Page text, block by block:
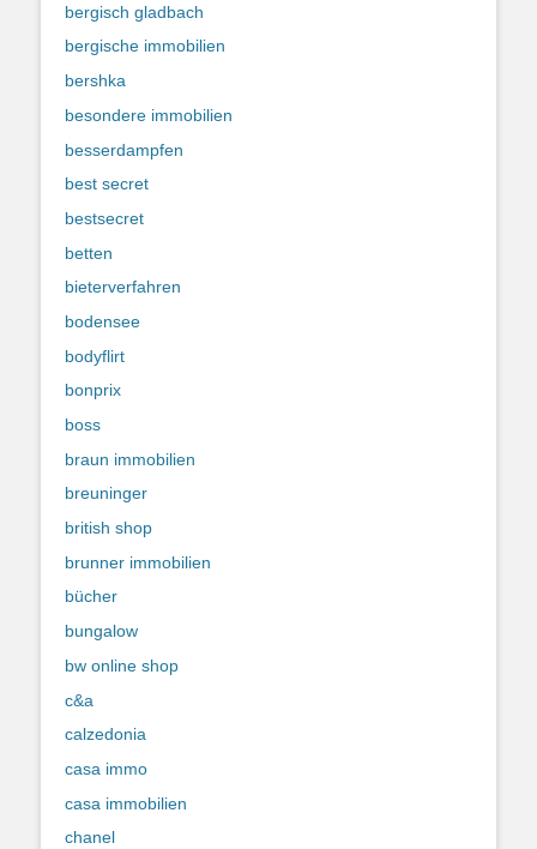
bergisch gladbach
bergische immobilien
bershka
besondere immobilien
besserdampfen
best secret
bestsecret
betten
bieterverfahren
bodensee
bodyflirt
bonprix
boss
braun immobilien
breuninger
british shop
brunner immobilien
bücher
bungalow
bw online shop
c&a
calzedonia
casa immo
casa immobilien
chanel